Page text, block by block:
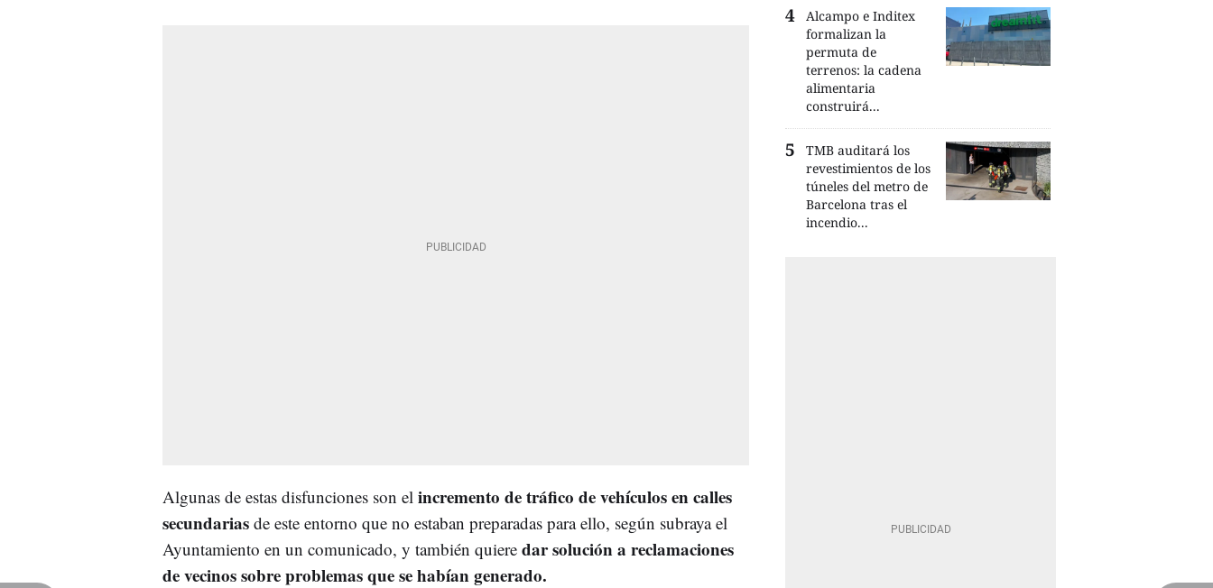
Algunas de estas disfunciones son el incremento de tráfico de vehículos en calles
secundarias de este entorno que no estaban preparadas para ello, según subraya el
Ayuntamiento en un comunicado, y también quiere dar solución a reclamaciones
de vecinos sobre problemas que se habían generado.
Alcampo e Inditex
formalizan la
permuta de
terrenos: la cadena
alimentaria
construirá...
TMB auditará los
revestimientos de los
túneles del metro de
Barcelona tras el
incendio...